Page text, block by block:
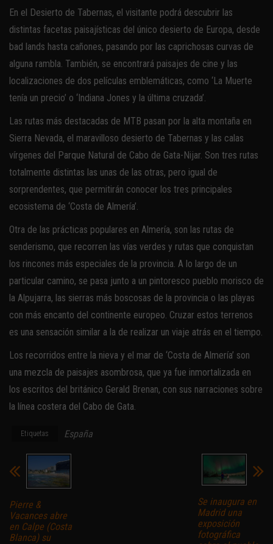
En el Desierto de Tabernas, el visitante podrá descubrir las
distintas facetas paisajísticas del único desierto de Europa, desde
bad lands hasta cañones, pasando por las caprichosas curvas de
alguna rambla. También, se encontrará paisajes de cine y las
localizaciones de dos películas emblemáticas, como ‘La Muerte
tenía un precio’ o ‘Indiana Jones y la última cruzada’.
Las rutas más destacadas de MTB pasan por la alta montaña en
Sierra Nevada, el maravilloso desierto de Tabernas y las calas
vírgenes del Parque Natural de Cabo de Gata-Nijar. Son tres rutas
totalmente distintas las unas de las otras, pero igual de
sorprendentes, que permitirán conocer los tres principales
ecosistema de ‘Costa de Almería’.
Otra de las prácticas populares en Almería, son las rutas de
senderismo, que recorren las vías verdes y rutas que conquistan
los rincones más especiales de la provincia. A lo largo de un
particular camino, se pasa junto a un pintoresco pueblo morisco de
la Alpujarra, las sierras más boscosas de la provincia o las playas
con más encanto del continente europeo. Cruzar estos terrenos
es una sensación similar a la de realizar un viaje atrás en el tiempo.
Los recorridos entre la nieva y el mar de ‘Costa de Almería’ son
una mezcla de paisajes asombrosa, que ya fue inmortalizada en
los escritos del británico Gerald Brenan, con sus narraciones sobre
la línea costera del Cabo de Gata.
Etiquetas España
Pierre &
Vacances abre
en Calpe (Costa
Blanca) su
Se inaugura en
Madrid una
exposición
fotográfica